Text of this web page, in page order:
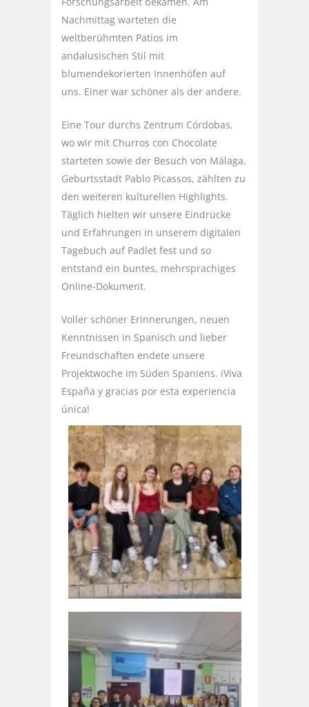
Nachmittag warteten die
weltberühmten Patios im
andalusischen Stil mit
blumendekorierten Innenhöfen auf
uns. Einer war schöner als der andere.
Eine Tour durchs Zentrum Córdobas,
wo wir mit Churros con Chocolate
starteten sowie der Besuch von Málaga,
Geburtsstadt Pablo Picassos, zählten zu
den weiteren kulturellen Highlights.
Täglich hielten wir unsere Eindrücke
und Erfahrungen in unserem digitalen
Tagebuch auf Padlet fest und so
entstand ein buntes, mehrsprachiges
Online-Dokument.
Voller schöner Erinnerungen, neuen
Kenntnissen in Spanisch und lieber
Freundschaften endete unsere
Projektwoche im Süden Spaniens. iViva
España y gracias por esta experiencia
única!